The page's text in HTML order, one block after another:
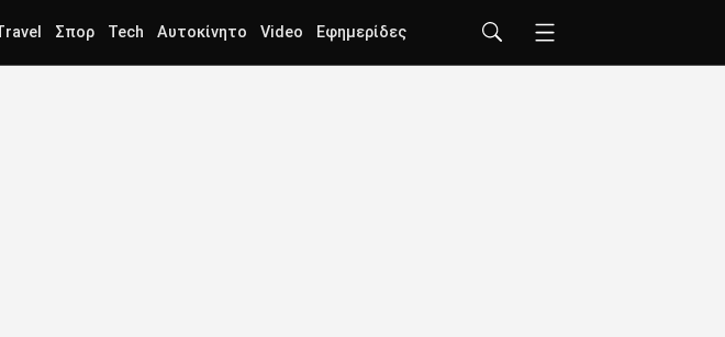
Σπορ Tech Αυτοκίνητο Video Εφημερίδες